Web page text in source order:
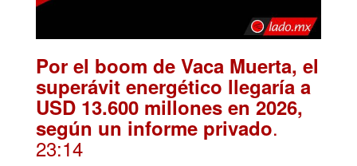
Por el boom de Vaca Muerta, el
superávit energético llegaría a
USD 13.600 millones en 2026,
según un informe privado.
23:14